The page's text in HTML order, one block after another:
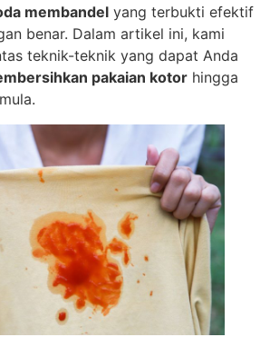
membandel yang terbukti efektif
benar. Dalam artikel ini, kami
teknik-teknik yang dapat Anda
pakaian kotor hingga